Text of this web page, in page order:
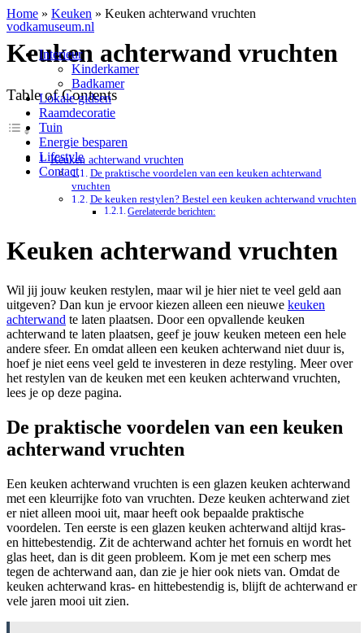
vodkamuseum.nl
Interieur
Kinderkamer
Badkamer
Lokale gidsen
Raamdecoratie
Tuin
Energie besparen
Lifestyle
Contact
Home » Keuken » Keuken achterwand vruchten
Keuken achterwand vruchten
Table of Contents
Keuken achterwand vruchten
De praktische voordelen van een keuken achterwand
vruchten
De keuken restylen? Bestel een keuken achterwand vruchten
Gerelateerde berichten:
Keuken achterwand vruchten
Wil jij jouw keuken restylen, maar wil je hier niet te veel geld aan
uitgeven? Dan kun je ervoor kiezen alleen een nieuwe keuken
achterwand te laten plaatsen. Door een opvallende keuken
achterwand te laten plaatsen, geef je jouw keuken meteen een hele
andere sfeer. En omdat alleen een keuken achterwand niet duur is,
hoef je niet eens veel geld te investeren in deze restyling. Meer over
het restylen van de keuken met een keuken achterwand vruchten,
lees je op deze pagina.
De praktische voordelen van een keuken
achterwand vruchten
Een keuken achterwand vruchten is een glazen keuken achterwand
met een kleurrijke foto van vruchten. Deze keuken achterwand ziet
er niet alleen mooi uit, maar heeft ook bepaalde praktische
voordelen. Ten eerste is een glazen keuken achterwand altijd kras-
en hittebestendig. Zit de achterwand achter het fornuis en wordt het
glas heet, dan is dit geen probleem. Kom je met een scherp mes
tegen de achterwand aan, dan zie je hier ook niets van. Omdat de
keuken achterwand kras- en hittebestendig is, blijft de achterwand er
vele jaren mooi uit zien.